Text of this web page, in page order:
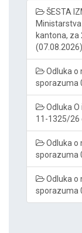
ŠESTA
kantona, za
(07.08.2026)
Odluka o
sporazuma
Odluka
11-1325/26
Odluka o
sporazuma
Odluka o
sporazuma